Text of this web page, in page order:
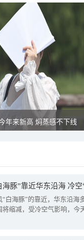
年来新高 焖蒸感不下线
海豚”靠近华东沿海 冷
“白海豚”的靠近，华东沿海
将缩减，受冷空气影响，今